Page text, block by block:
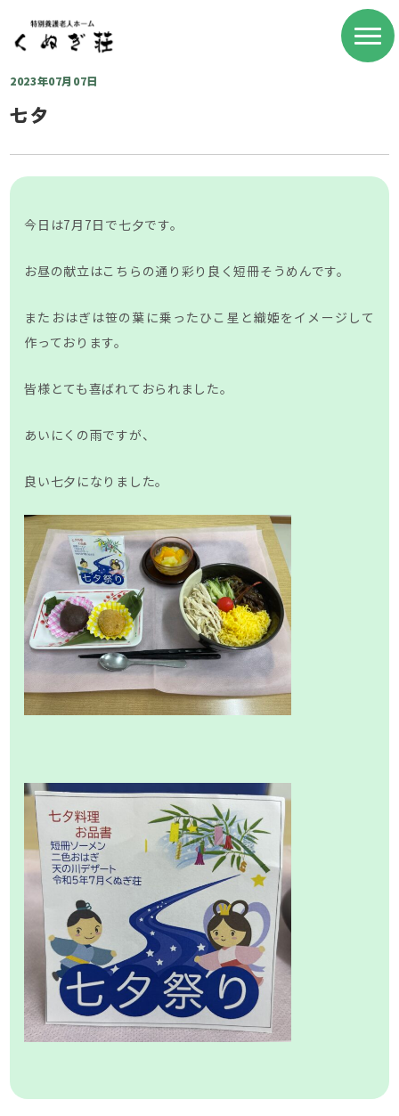
2023年07月07日
七夕
今日は7月7日で七夕です。
お昼の献立はこちらの通り彩り良く短冊そうめんです。
またおはぎは笹の葉に乗ったひこ星と織姫をイメージして
作っております。
皆様とても喜ばれておられました。
あいにくの雨ですが、
良い七夕になりました。